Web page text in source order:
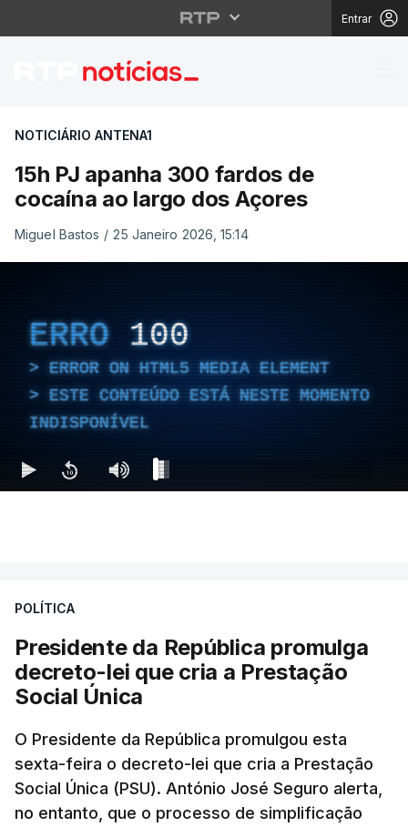
Entrar
15h PJ apanha 300
NOTICIÁRIO ANTENA1
15h PJ apanha 300 fardos de
cocaína ao largo dos Açores
Miguel Bastos / 25 Janeiro 2026, 15:14
ERRO 100
ERROR ON HTML5 MEDIA ELEMENT
ESTE CONTEÚDO ESTÁ NESTE MOMENTO
INDISPONÍVEL
POLÍTICA
Presidente da República promulga
decreto-lei que cria a Prestação
Social Única
O Presidente da República promulgou esta
sexta-feira o decreto-lei que cria a Prestação
Social Única (PSU). António José Seguro alerta,
no entanto, que o processo de simplificação